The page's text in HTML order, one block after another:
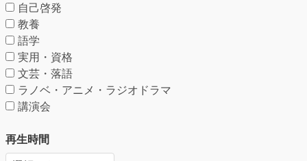
自己啓発
教養
語学
実用・資格
文芸・落語
ラノベ・アニメ・ラジオドラマ
講演会
再生時間